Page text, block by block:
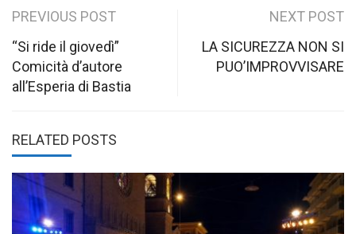
Post
navigation
PREVIOUS POST
“Si ride il giovedì”
Comicità d’autore
all’Esperia di Bastia
NEXT POST
LA SICUREZZA NON SI
PUO’IMPROVVISARE
RELATED POSTS